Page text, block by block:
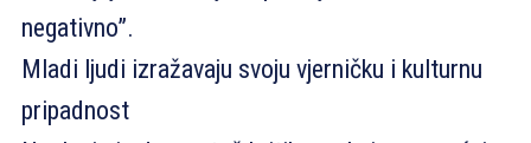
negativno”.
Mladi ljudi izražavaju svoju vjerničku i kulturnu
pripadnost